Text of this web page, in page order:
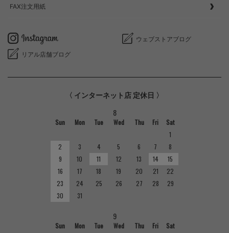
FAX注文用紙
ウェブストアブログ
リアル店舗ブログ
〈 インターネット店 定休日 〉
8
Sun Mon Tue Wed Thu Fri
Sat
1
2
3 4 5 6 7
8
9
10 11 12 13 14
15
16
17 18 19 20 21
22
23
24 25 26 27 28
29
30
31
9
Sun Mon Tue Wed Thu Fri Sat